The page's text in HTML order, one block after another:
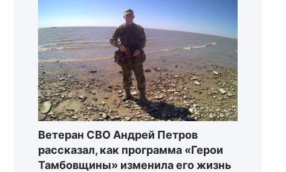
Ветеран СВО Андрей Петров
рассказал, как программа «Герои
Тамбовщины» изменила его жизнь